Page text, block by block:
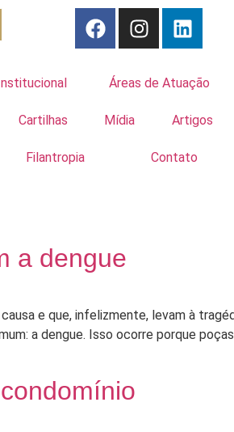
Áreas de Atuação
Cartilhas Mídia Artigos
Filantropia Contato
a dengue
e que, infelizmente, levam à
a dengue. Isso ocorre porque